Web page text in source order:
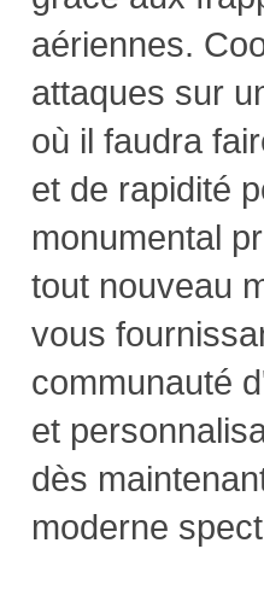
aériennes.
attaques sur
où il faudra
et de rapidité
monumental
tout nouveau
vous
communauté
et
dès
moderne